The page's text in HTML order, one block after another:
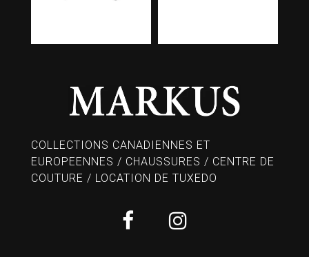
COLLECTIONS CANADIENNES ET
EUROPEENNES / CHAUSSURES / CENTRE DE
COUTURE / LOCATION DE TUXEDO